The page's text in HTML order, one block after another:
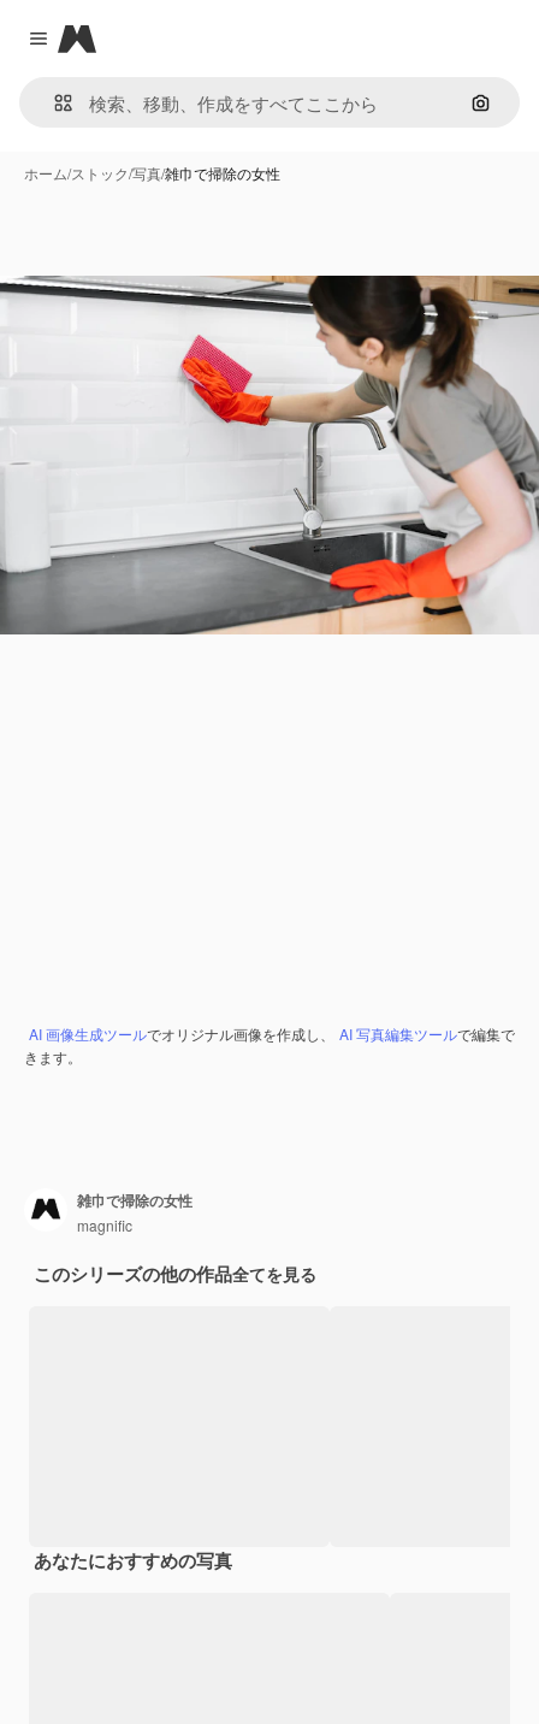
Close menu
Magnific
画像で
ホーム/ストック/写真/雑巾で掃除の女性
AI 画像生成ツールでオリジナル画像を作成し、 AI 写真編集ツールで編集で
きます。
雑巾で掃除の女性
magnific
このシリーズの他の作品全てを見る
あなたにおすすめの写真